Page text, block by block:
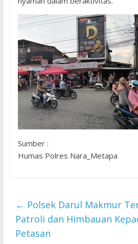
Sumber :
Humas Polres Nara_Metapa
← Polsek Darul Makmur
Patroli dan Himbauan
Petasan